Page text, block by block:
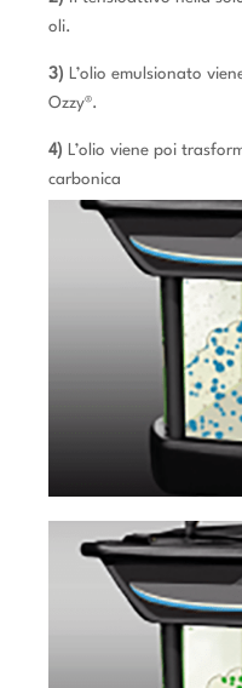
oli.
3) L’olio emulsionato
Ozzy®.
4) L’olio viene poi
carbonica